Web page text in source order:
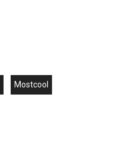
mostcool